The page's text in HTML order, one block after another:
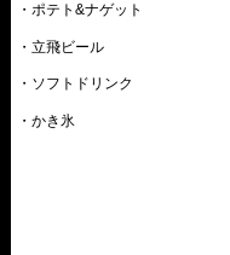
・ポテト&ナゲット
・立飛ビール
・ソフトドリンク
・かき氷